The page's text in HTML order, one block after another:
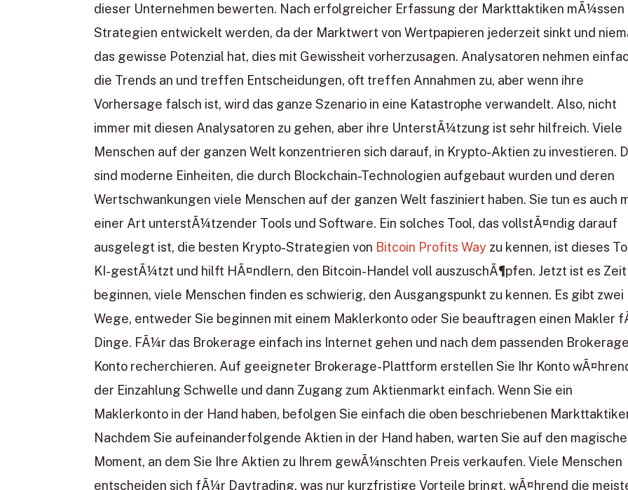
dieser Unternehmen bewerten. Nach erfolgreicher Erfassung der Markttaktiken mÃ¼ssen
Strategien entwickelt werden, da der Marktwert von Wertpapieren jederzeit sinkt und
das gewisse Potenzial hat, dies mit Gewissheit vorherzusagen. Analysatoren nehmen
die Trends an und treffen Entscheidungen, oft treffen Annahmen zu, aber wenn ihre
Vorhersage falsch ist, wird das ganze Szenario in eine Katastrophe verwandelt. Also, nicht
immer mit diesen Analysatoren zu gehen, aber ihre UnterstÃ¼tzung ist sehr hilfreich. Viele
Menschen auf der ganzen Welt konzentrieren sich darauf, in Krypto-Aktien zu investieren.
sind moderne Einheiten, die durch Blockchain-Technologien aufgebaut wurden und deren
Wertschwankungen viele Menschen auf der ganzen Welt fasziniert haben. Sie tun es auch
einer Art unterstÃ¼tzender Tools und Software. Ein solches Tool, das vollstÃ¤ndig darauf
ausgelegt ist, die besten Krypto-Strategien von Bitcoin Profits Way zu kennen, ist dieses
KI-gestÃ¼tzt und hilft HÃ¤ndlern, den Bitcoin-Handel voll auszuschÃ¶pfen. Jetzt ist es Zeit
beginnen, viele Menschen finden es schwierig, den Ausgangspunkt zu kennen. Es gibt zwei
Wege, entweder Sie beginnen mit einem Maklerkonto oder Sie beauftragen einen Makler
Dinge. FÃ¼r das Brokerage einfach ins Internet gehen und nach dem passenden
Konto recherchieren. Auf geeigneter Brokerage-Plattform erstellen Sie Ihr Konto
der Einzahlung Schwelle und dann Zugang zum Aktienmarkt einfach. Wenn Sie ein
Maklerkonto in der Hand haben, befolgen Sie einfach die oben beschriebenen
Nachdem Sie aufeinanderfolgende Aktien in der Hand haben, warten Sie auf den
Moment, an dem Sie Ihre Aktien zu Ihrem gewÃ¼nschten Preis verkaufen. Viele Menschen
entscheiden sich fÃ¼r Daytrading, was nur kurzfristige Vorteile bringt, wÃ¤hrend die